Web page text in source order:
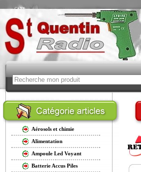
Aérosols et chimie
Alimentation
Ampoule Led Voyant
Batterie Accus Piles